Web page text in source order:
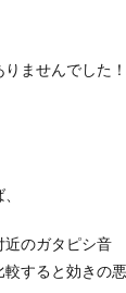
ませんでした
近のガタピシ音
すると効きの